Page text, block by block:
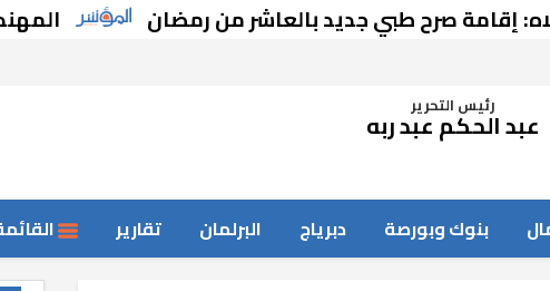
صرح طبي جديد بالعاشر من رمضان المهندسة
رئيس التحرير
عبد الحكم عبد ربه
بنوك وبورصة دبرياج البرلمان تقارير